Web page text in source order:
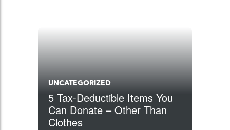
UNCATEGORIZED
5 Tax-Deductible Items You
Can Donate – Other Than
Clothes